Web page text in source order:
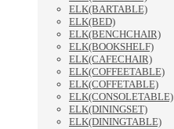
ELK(BARTABLE)
ELK(BED)
ELK(BENCHCHAIR)
ELK(BOOKSHELF)
ELK(CAFECHAIR)
ELK(COFFEETABLE)
ELK(COFFETABLE)
ELK(CONSOLETABLE)
ELK(DININGSET)
ELK(DININGTABLE)